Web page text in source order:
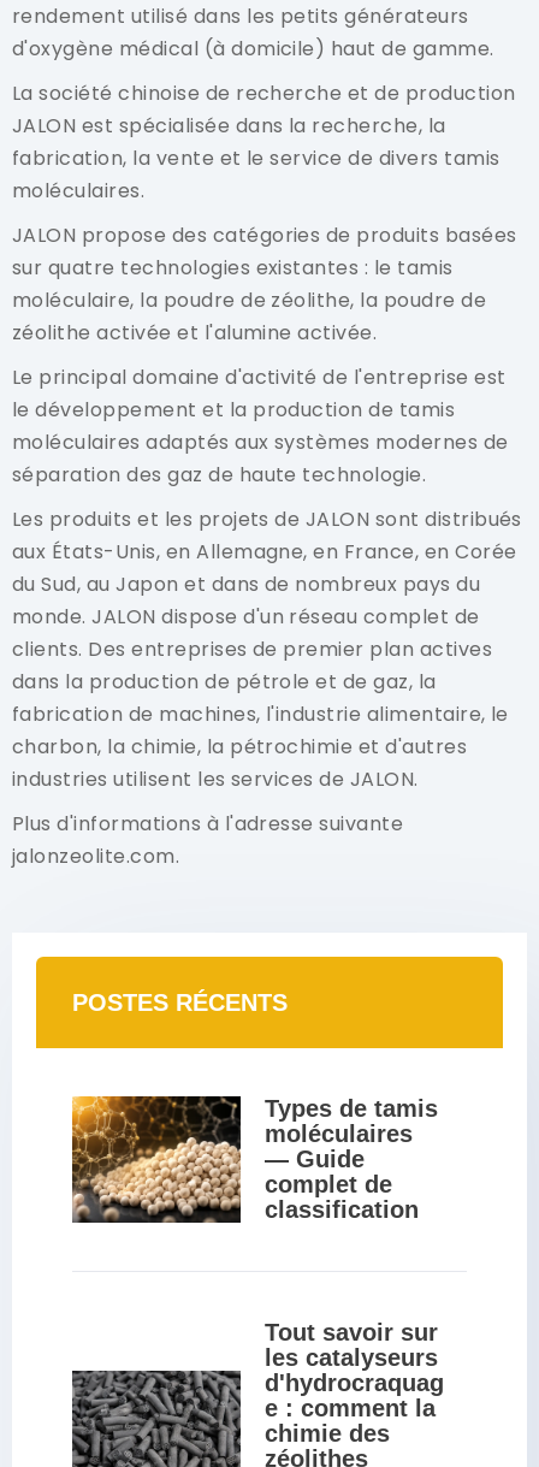
rendement utilisé dans les petits générateurs
d'oxygène médical (à domicile) haut de gamme.
La société chinoise de recherche et de production
JALON est spécialisée dans la recherche, la
fabrication, la vente et le service de divers tamis
moléculaires.
JALON propose des catégories de produits basées
sur quatre technologies existantes : le tamis
moléculaire, la poudre de zéolithe, la poudre de
zéolithe activée et l'alumine activée.
Le principal domaine d'activité de l'entreprise est
le développement et la production de tamis
moléculaires adaptés aux systèmes modernes de
séparation des gaz de haute technologie.
Les produits et les projets de JALON sont distribués
aux États-Unis, en Allemagne, en France, en Corée
du Sud, au Japon et dans de nombreux pays du
monde. JALON dispose d'un réseau complet de
clients. Des entreprises de premier plan actives
dans la production de pétrole et de gaz, la
fabrication de machines, l'industrie alimentaire, le
charbon, la chimie, la pétrochimie et d'autres
industries utilisent les services de JALON.
Plus d'informations à l'adresse suivante
jalonzeolite.com.
POSTES RÉCENTS
Types de tamis
moléculaires
— Guide
complet de
classification
Tout savoir sur
les catalyseurs
d'hydrocraquag
e : comment la
chimie des
zéolithes